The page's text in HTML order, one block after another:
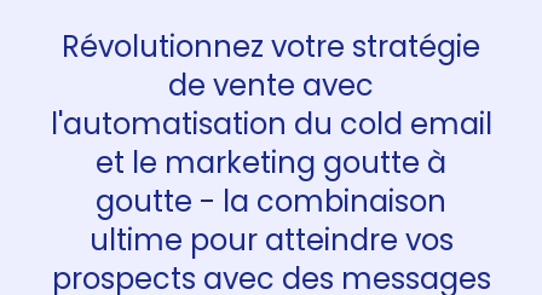
Révolutionnez votre stratégie
de vente avec
l'automatisation du cold email
et le marketing goutte à
goutte - la combinaison
ultime pour atteindre vos
prospects avec des messages